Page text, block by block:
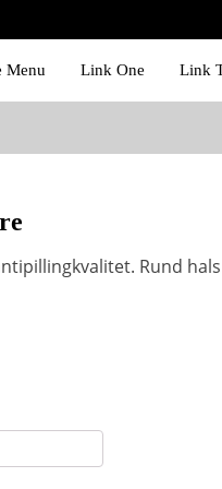
Menu Link One Link
Rund